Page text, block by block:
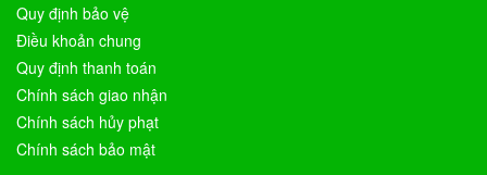
Quy định bảo vệ
Điều khoản chung
Quy định thanh toán
Chính sách giao nhận
Chính sách hủy phạt
Chính sách bảo mật